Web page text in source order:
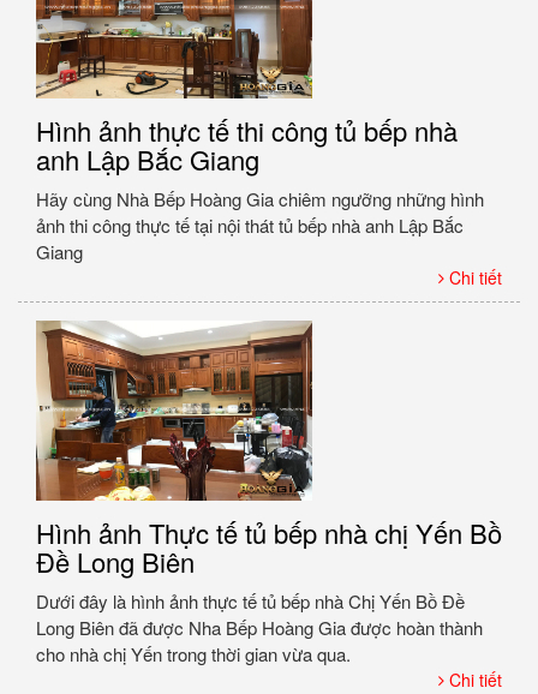
Hình ảnh thực tế thi công tủ bếp nhà
anh Lập Bắc Giang
Hãy cùng Nhà Bếp Hoàng Gia chiêm ngưỡng những hình
ảnh thi công thực tế tại nội thát tủ bếp nhà anh Lập Bắc
Giang
Chi tiết
Hình ảnh Thực tế tủ bếp nhà chị Yến Bồ
Đề Long Biên
Dưới đây là hình ảnh thực tế tủ bếp nhà Chị Yến Bồ Đề
Long Biên đã được Nha Bếp Hoàng Gia được hoàn thành
cho nhà chị Yến trong thời gian vừa qua.
Chi tiết